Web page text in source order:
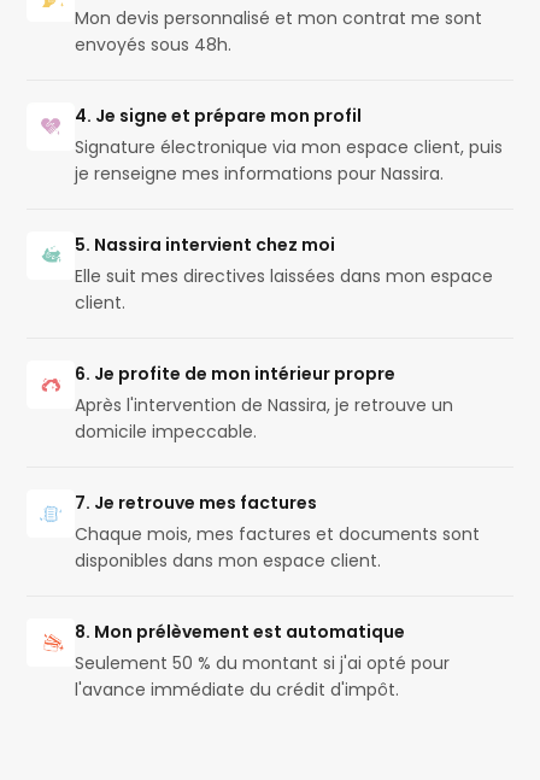
Mon devis personnalisé et mon contrat me sont
envoyés sous 48h.
4. Je signe et prépare mon profil
Signature électronique via mon espace client, puis
je renseigne mes informations pour Nassira.
5. Nassira intervient chez moi
Elle suit mes directives laissées dans mon espace
client.
6. Je profite de mon intérieur propre
Après l'intervention de Nassira, je retrouve un
domicile impeccable.
7. Je retrouve mes factures
Chaque mois, mes factures et documents sont
disponibles dans mon espace client.
8. Mon prélèvement est automatique
Seulement 50 % du montant si j'ai opté pour
l'avance immédiate du crédit d'impôt.